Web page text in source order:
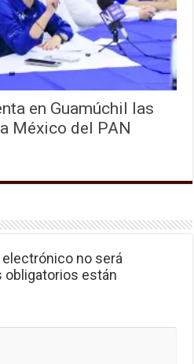
en Guamúchil las
México del PAN
no será
obligatorios están